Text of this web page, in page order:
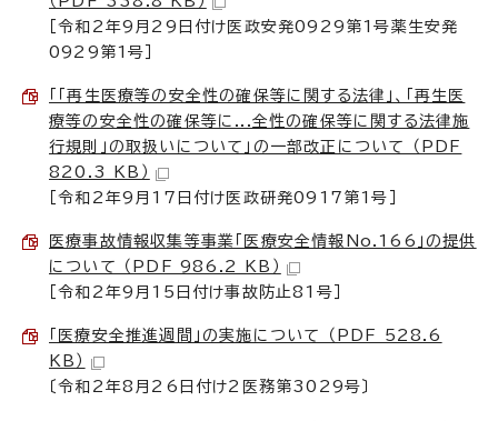
［令和2年9月29日付け医政安発0929第1号薬生安発
0929第1号］
「「再生医療等の安全性の確保等に関する法律」、「再生医
療等の安全性の確保等に...全性の確保等に関する法律施
行規則」の取扱いについて」の一部改正について （PDF
820.3 KB）
［令和2年9月17日付け医政研発0917第1号］
医療事故情報収集等事業「医療安全情報No.166」の提供
について （PDF 986.2 KB）
［令和2年9月15日付け事故防止81号］
「医療安全推進週間」の実施について （PDF 528.6
KB）
〔令和2年8月26日付け2医務第3029号〕